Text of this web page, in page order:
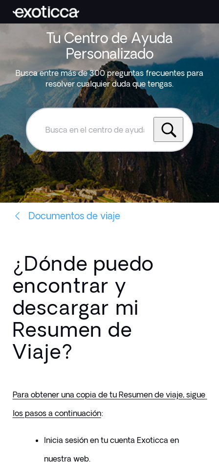
Tu Centro de Ayuda
Personalizado
Busca entre más de 300 preguntas frecuentes para
resolver cualquier duda que tengas.
Busca
el
centro
de
ayuda
de
Exoticca
Documentos de viaje
¿Dónde puedo
encontrar y
descargar mi
Resumen de
Viaje?
Para obtener una copia de tu Resumen de viaje, sigue
los pasos a continuación:
Inicia sesión en tu cuenta Exoticca en
nuestra web.